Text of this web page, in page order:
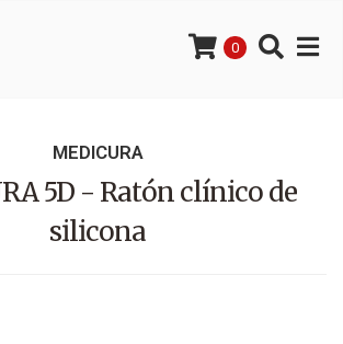
0
MEDICURA
5D - Ratón clínico de
silicona